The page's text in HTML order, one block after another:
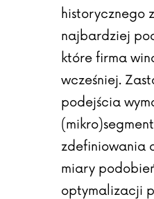
historycznego
najbardziej
które firma
wcześniej.
podejścia
zdefiniowania
miary
optymalizacji